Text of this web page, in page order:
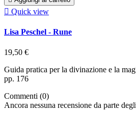
 Quick view
Lisa Peschel - Rune
19,50 €
Guida pratica per la divinazione e la
pp. 176
Commenti (0)
Ancora nessuna recensione da parte